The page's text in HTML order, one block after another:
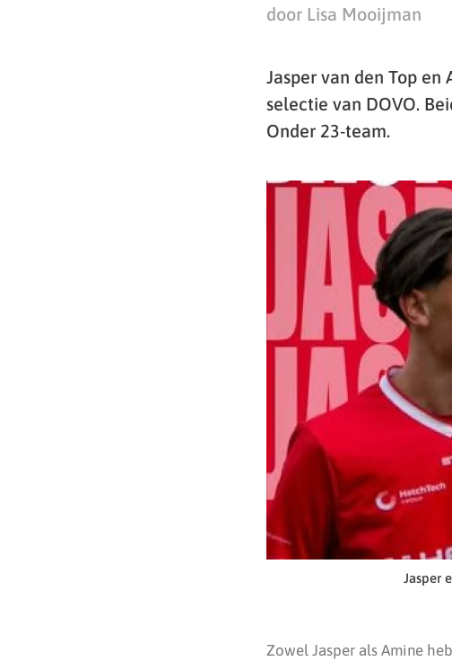
door Lisa Mooijman
Jasper van den Top
selectie van DOVO.
Onder 23-team.
Jasper
Zowel Jasper als Amine